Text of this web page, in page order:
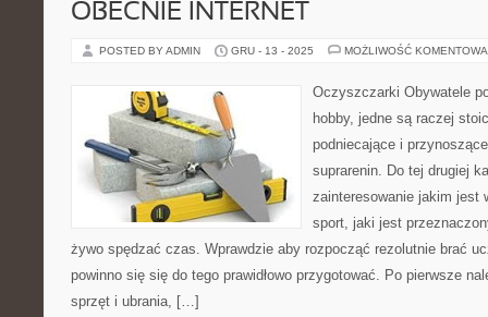
OBECNIE INTERNET
POSTED BY ADMIN GRU - 13 - 2025 MOŻLIWOŚĆ
Oczyszczarki Obywatele
hobby, jedne są raczej
podniecające i
suprarenin. Do tej drugiej
zainteresowanie jakim jest
sport, jaki jest
żywo spędzać czas. Wprawdzie aby rozpocząć rezolutnie brać
powinno się się do tego prawidłowo przygotować. Po pierwsze
sprzęt i ubrania, […]